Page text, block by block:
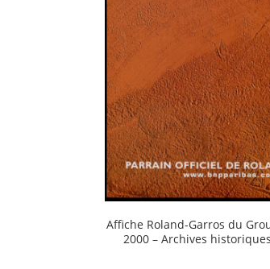
Affiche Roland-Garros du
2000 – Archives